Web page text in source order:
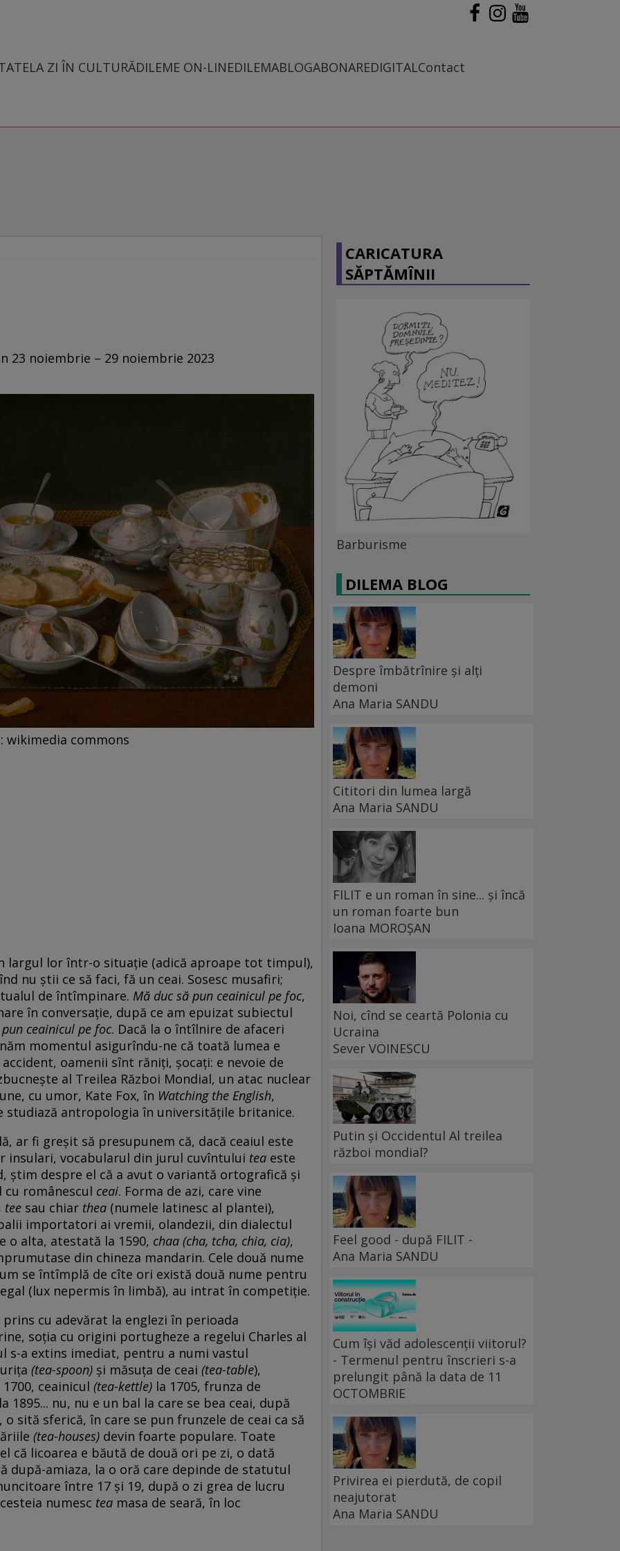
LA ZI ÎN CULTURĂDILEME ON-LINEDILEMABLOGABONAREDIGITALContact
23 noiembrie – 29 noiembrie 2023
wikimedia commons
largul lor într-o situație (adică aproape tot timpul),
nu știi ce să faci, fă un ceai. Sosesc musafiri;
de întîmpinare. Mă duc să pun ceainicul pe foc,
în conversație, după ce am epuizat subiectul
ceainicul pe foc. Dacă la o întîlnire de afaceri
momentul asigurîndu-ne că toată lumea e
oamenii sînt răniți, șocați: e nevoie de
al Treilea Război Mondial, un atac nuclear
cu umor, Kate Fox, în Watching the English,
studiază antropologia în universitățile britanice.
ar fi greșit să presupunem că, dacă ceaiul este
insulari, vocabularul din jurul cuvîntului tea este
știm despre el că a avut o variantă ortografică și
românescul ceai. Forma de azi, care vine
tee sau chiar thea (numele latinesc al plantei),
importatori ai vremii, olandezii, din dialectul
o alta, atestată la 1590, chaa (cha, tcha, chia, cia),
din chineza mandarin. Cele două nume
se întîmplă de cîte ori există două nume pentru
(lux nepermis în limbă), au intrat în competiție.
cu adevărat la englezi în perioada
soția cu origini portugheze a regelui Charles al
s-a extins imediat, pentru a numi vastul
(tea-spoon) și măsuța de ceai (tea-table),
ceainicul (tea-kettle) la 1705, frunza de
1895... nu, nu e un bal la care se bea ceai, după
sită sferică, în care se pun frunzele de ceai ca să
(tea-houses) devin foarte populare. Toate
că licoarea e băută de două ori pe zi, o dată
după-amiaza, la o oră care depinde de statutul
între 17 și 19, după o zi grea de lucru
numesc tea masa de seară, în loc
CARICATURA
SĂPTĂMÎNII
Barburisme
DILEMA BLOG
Despre îmbătrînire și alți
demoni
Ana Maria SANDU
Cititori din lumea largă
Ana Maria SANDU
FILIT e un roman în sine... și încă
un roman foarte bun
Ioana MOROȘAN
Noi, cînd se ceartă Polonia cu
Ucraina
Sever VOINESCU
Putin și Occidentul Al treilea
război mondial?
Feel good - după FILIT -
Ana Maria SANDU
Cum își văd adolescenții viitorul?
- Termenul pentru înscrieri s-a
prelungit până la data de 11
OCTOMBRIE
Privirea ei pierdută, de copil
neajutorat
Ana Maria SANDU